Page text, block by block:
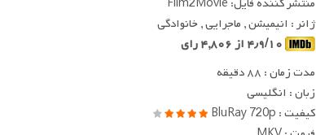
ژانر : انیمیشن , ماجرایی , خانوادگی
مدت زمان : ۸۸ دقیقه
زبان : انگلیسی
کیفیت : BluRay 720p